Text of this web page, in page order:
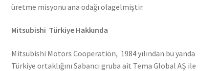
üretme misyonu ana odağı olagelmiştir.
Mitsubishi Türkiye Hakkında
Mitsubishi Motors Cooperation, 1984 yılından bu yanda
Türkiye ortaklığını Sabancı gruba ait Tema Global AŞ ile